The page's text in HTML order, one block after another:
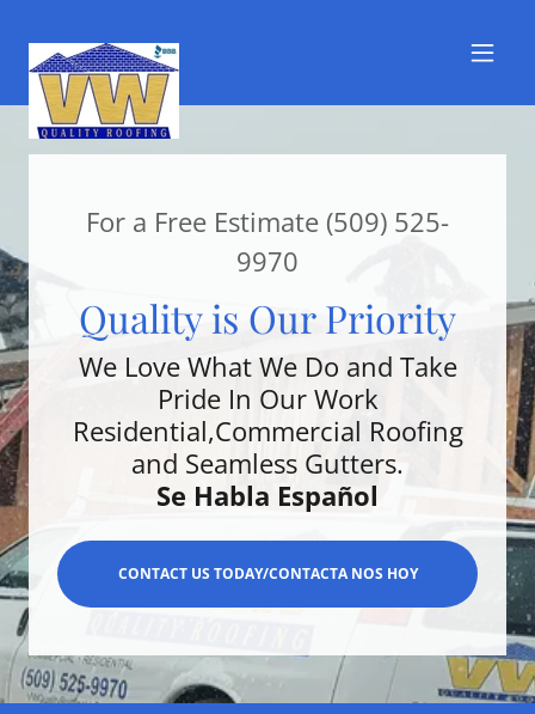
For a Free Estimate (509) 525-
9970
Quality is Our Priority
We Love What We Do and Take
Pride In Our Work
Residential,Commercial Roofing
and Seamless Gutters.
Se Habla Español
CONTACT US TODAY/CONTACTA NOS HOY